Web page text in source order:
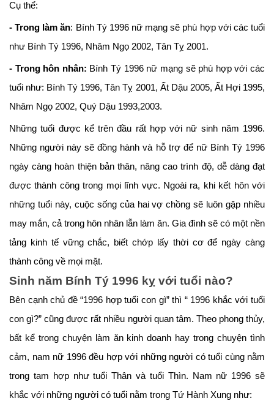
Cụ thể:
- Trong làm ăn: Bính Tý 1996 nữ mạng sẽ phù hợp với các tuổi
như Bính Tý 1996, Nhâm Ngọ 2002, Tân Tỵ 2001.
- Trong hôn nhân: Bính Tý 1996 nữ mạng sẽ phù hợp với các
tuổi như: Bính Tý 1996, Tân Tỵ 2001, Ất Dậu 2005, Ất Hợi 1995,
Nhâm Ngọ 2002, Quý Dậu 1993,2003.
Những tuổi được kể trên đầu rất hợp với nữ sinh năm 1996.
Những người này sẽ đồng hành và hỗ trợ để nữ Bính Tý 1996
ngày càng hoàn thiện bản thân, nâng cao trình độ, dễ dàng đạt
được thành công trong mọi lĩnh vực. Ngoài ra, khi kết hôn với
những tuổi này, cuộc sống của hai vợ chồng sẽ luôn gặp nhiều
may mắn, cả trong hôn nhân lẫn làm ăn. Gia đình sẽ có một nền
tảng kinh tế vững chắc, biết chớp lấy thời cơ để ngày càng
thành công về mọi mặt.
Sinh năm Bính Tý 1996 kỵ với tuổi nào?
Bên cạnh chủ đề “1996 hợp tuổi con gì” thì “ 1996 khắc với tuổi
con gì?” cũng được rất nhiều người quan tâm. Theo phong thủy,
bất kể trong chuyện làm ăn kinh doanh hay trong chuyện tình
cảm, nam nữ 1996 đều hợp với những người có tuổi cùng nằm
trong tam hợp như tuổi Thân và tuổi Thìn. Nam nữ 1996 sẽ
khắc với những người có tuổi nằm trong Tứ Hành Xung như: